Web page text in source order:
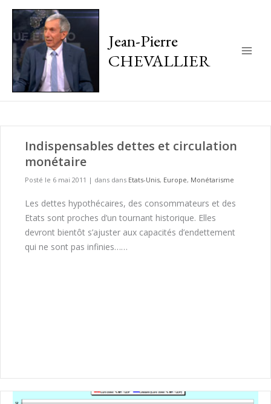
Jean-Pierre
CHEVALLIER
Indispensables dettes et circulation
monétaire
Posté le 6 mai 2011 | dans dans Etats-Unis, Europe, Monétarisme
Les dettes hypothécaires, des consommateurs et des
Etats sont proches d’un tournant historique. Elles
devront bientôt s’ajuster aux capacités d’endettement
qui ne sont pas infinies……